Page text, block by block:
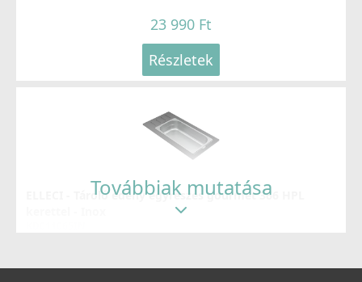
ELLECI - Csaptelep Stream Plus - matt fekete
137 990 Ft
Részletek
23 990 Ft
Részletek
ELLECI - Tároló edény egyrészes gourmet 366 HPL
37 990 Ft
Továbbiak mutatása